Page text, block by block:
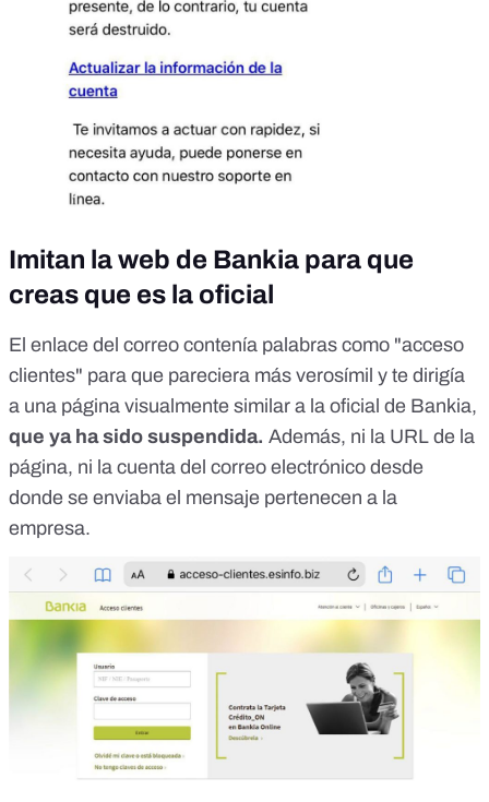
Imitan la web de Bankia para que
creas que es la oficial
El enlace del correo contenía palabras como "acceso
clientes" para que pareciera más verosímil y te dirigía
a una página visualmente similar a la oficial de Bankia,
que ya ha sido suspendida. Además, ni la URL de la
página, ni la cuenta del correo electrónico desde
donde se enviaba el mensaje pertenecen a la
empresa.